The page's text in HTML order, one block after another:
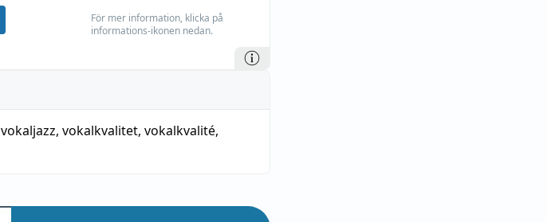
För mer information, klicka på
informations-ikonen nedan.
vokaljazz, vokalkvalitet, vokalkvalité,